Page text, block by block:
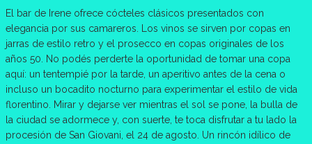
El bar de Irene ofrece cócteles clásicos presentados con
elegancia por sus camareros. Los vinos se sirven por copas en
jarras de estilo retro y el prosecco en copas originales de los
años 50. No podés perderte la oportunidad de tomar una copa
aquí: un tentempié por la tarde, un aperitivo antes de la cena o
incluso un bocadito nocturno para experimentar el estilo de vida
florentino. Mirar y dejarse ver mientras el sol se pone, la bulla de
la ciudad se adormece y, con suerte, te toca disfrutar a tu lado la
procesión de San Giovani, el 24 de agosto. Un rincón idílico de